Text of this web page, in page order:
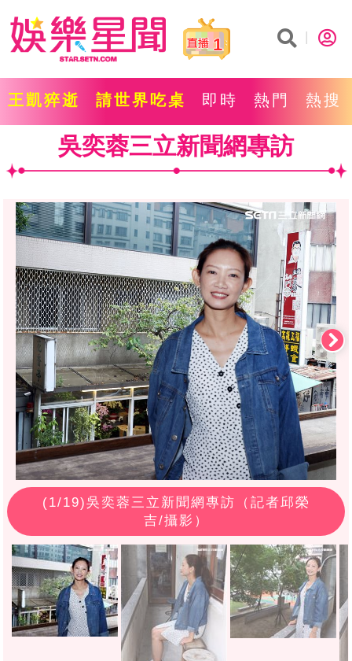
1
王凱猝逝 請世界吃桌 即時 熱門 熱搜
吳奕蓉三立新聞網專訪
(1/19)吳奕蓉三立新聞網專訪（記者邱榮
吉/攝影）